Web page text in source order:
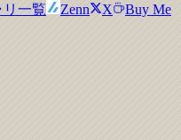
一覧 Zenn X
Buy Me